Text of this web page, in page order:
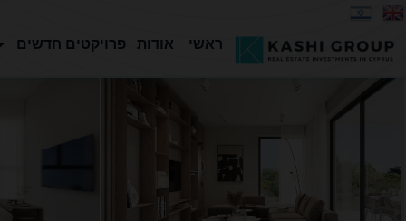
ראשי אודות פרויקטים חדשים